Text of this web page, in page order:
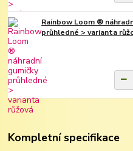
Rainbow Loom ®
průhledné > varianta
Kompletní specifikace